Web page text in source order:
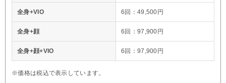
全身+VIO 6回：49,500円
全身+顔 6回：97,900円
全身+顔+VIO 6回：97,900円
※価格は税込で表示しています。